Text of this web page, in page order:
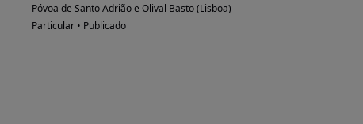
Póvoa de Santo Adrião e Olival Basto (Lisboa)
Particular • Publicado